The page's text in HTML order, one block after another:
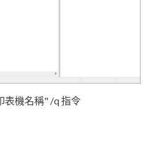
表機名稱" /q 指令